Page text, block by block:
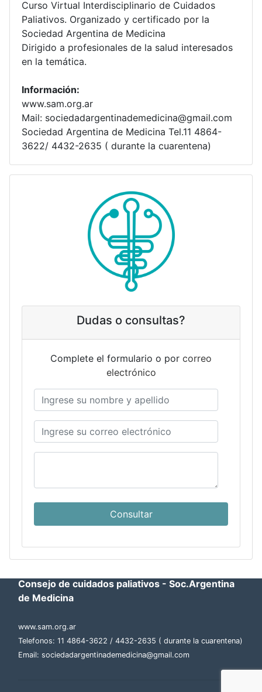
Curso Virtual Interdisciplinario de Cuidados
Paliativos. Organizado y certificado por la
Sociedad Argentina de Medicina
Dirigido a profesionales de la salud interesados
en la temática.
Información:
www.sam.org.ar
Mail: sociedadargentinademedicina@gmail.com
Sociedad Argentina de Medicina Tel.11 4864-
3622/ 4432-2635 ( durante la cuarentena)
Dudas o consultas?
Complete el formulario o por correo
electrónico
Consultar
Consejo de cuidados paliativos - Soc.Argentina
de Medicina
www.sam.org.ar
Telefonos: 11 4864-3622 / 4432-2635 ( durante la cuarentena)
Email: sociedadargentinademedicina@gmail.com